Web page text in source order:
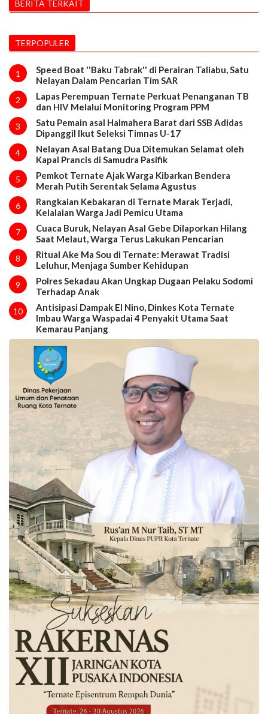
BERITA TERKAIT
TERPOPULER
1
Speed Boat ''Baku Tabrak'' di Perairan Taliabu, Satu
Nelayan Dalam Pencarian Tim SAR
2
Lapas Perempuan Ternate Perkuat Penanganan TB
dan HIV Melalui Monitoring Program PPM
3
Satu Pemain asal Halmahera Barat dari SSB Adidas
Dipanggil Ikut Seleksi Timnas U-17
4
Nelayan Asal Batang Dua Ditemukan Selamat oleh
Kapal Prancis di Samudra Pasifik
5
Pemkot Ternate Ajak Warga Kibarkan Bendera
Merah Putih Serentak Selama Agustus
6
Rangkaian Kebakaran di Ternate Marak Terjadi,
Kelalaian Warga Jadi Pemicu Utama
7
Cuaca Buruk, Nelayan Asal Gebe Dilaporkan Hilang
Saat Melaut, Warga Terus Lakukan Pencarian
8
Ritual Ake Ma Sou di Ternate: Merawat Tradisi
Leluhur, Menjaga Sumber Kehidupan
9
Polres Sekadau Akan Ungkap Dugaan Pelaku Sodomi
Terhadap Anak
10
Antisipasi Dampak El Nino, Dinkes Kota Ternate
Imbau Warga Waspadai 4 Penyakit Utama Saat
Kemarau Panjang